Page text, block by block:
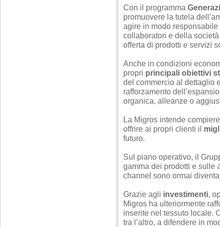
Con il programma
promuovere la tutela
agire in modo
collaboratori e della
offerta di prodotti e servizi
Anche in condizioni
propri principali obiettivi
del commercio al dettaglio
rafforzamento
organica, alleanze o
La Migros intende
offrire ai propri clienti il
futuro.
Sul piano operativo, il
gamma dei prodotti e sulle
channel sono ormai
Grazie agli investimenti,
Migros ha ulteriormente
inserite nel tessuto locale.
tra l’altro, a difendere in